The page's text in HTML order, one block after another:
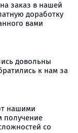
заказ в нашей
доработку
вами
довольны
к нам за
нашими
получение
со